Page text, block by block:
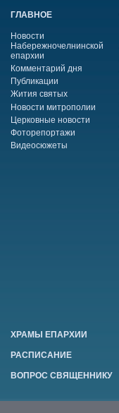
ГЛАВНОЕ
Новости
Набережночелнинской
епархии
Комментарий дня
Публикации
Жития святых
Новости митрополии
Церковные новости
Фоторепортажи
Видеосюжеты
ХРАМЫ ЕПАРХИИ
РАСПИСАНИЕ
ВОПРОС СВЯЩЕННИКУ